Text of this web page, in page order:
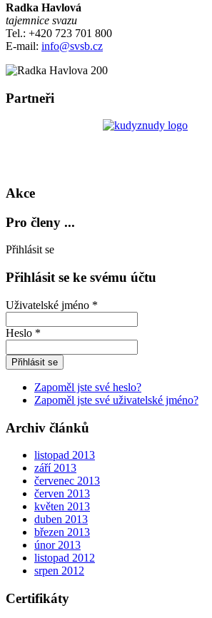
Radka Havlová
tajemnice svazu
Tel.: +420 723 701 800
E-mail: info@svsb.cz
Partneři
Akce
Pro členy ...
Přihlásit se
Přihlásit se ke svému účtu
Uživatelské jméno *
Heslo *
Zapoměl jste své heslo?
Zapoměl jste své uživatelské jméno?
Archiv článků
listopad 2013
září 2013
červenec 2013
červen 2013
květen 2013
duben 2013
březen 2013
únor 2013
listopad 2012
srpen 2012
Certifikáty